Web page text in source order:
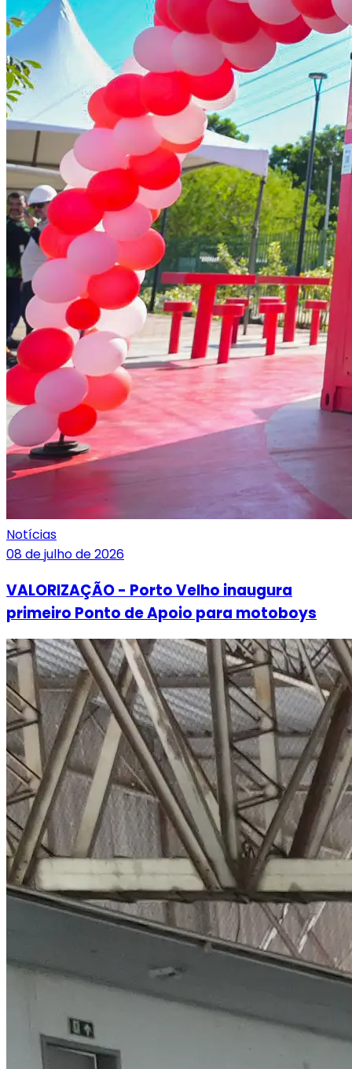
Notícias
08 de julho de 2026
VALORIZAÇÃO - Porto Velho inaugura
primeiro Ponto de Apoio para motoboys